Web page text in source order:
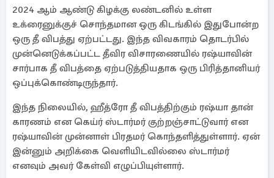
2024 ஆம் ஆண்டு கிழக்கு லண்டனில் உள்ள
உக்ரைனுக்குச் சொந்தமான ஒரு கிடங்கில் இதுபோன்ற
ஒரு தீ விபத்து ஏற்பட்டது. இந்த விவகாரம் தொடர்பில்
முன்னெடுக்கப்பட்ட தீவிர விசாரணையில் ரஷ்யாவின்
சார்பாக தீ விபத்தை ஏற்படுத்தியதாக ஒரு பிரித்தானியர்
ஒப்புக்கொண்டிருந்தார்.
இந்த நிலையில், ஹீத்ரோ தீ விபத்திற்கும் ரஷ்யா தான்
காரணம் என கெய்ர் ஸ்டார்மர் குற்றஞ்சாட்டுவார் என
ரஷ்யாவின் முன்னாள் பிரதமர் கொந்தளித்துள்ளார். ஏன்
இன்னும் அறிக்கை வெளியிடவில்லை ஸ்டார்மர்
எனவும் அவர் கேள்வி எழுப்பியுள்ளார்.